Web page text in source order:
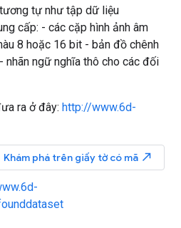
tự như tập dữ liệu
cấp: - các cặp hình ảnh âm
8 hoặc 16 bit - bản đồ chênh
ngữ nghĩa thô cho các đối
ra ở đây: http://www.6d-
Khám phá trên giấy tờ có mã north_east